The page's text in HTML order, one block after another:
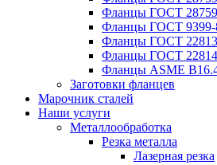
Фланцы ГОСТ
Фланцы ГОСТ 9399-
Фланцы ГОСТ
Фланцы ГОСТ
Фланцы ASME
Заготовки фланцев
Марочник сталей
Наши услуги
Металлообработка
Резка металла
Лазерная резка